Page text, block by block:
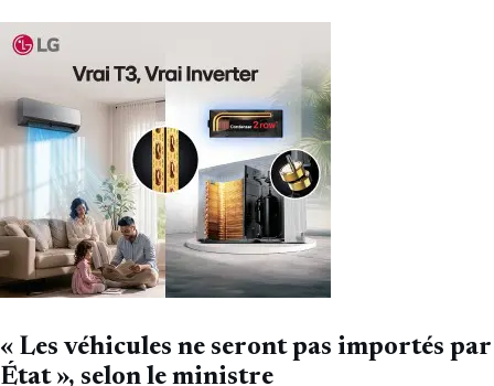
« Les véhicules ne seront pas importés par
État », selon le ministre